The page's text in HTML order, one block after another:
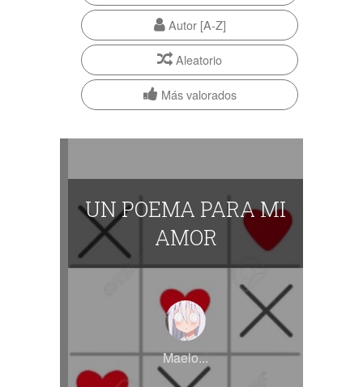
Autor [A-Z]
Aleatorio
Más valorados
UN POEMA PARA MI
AMOR
Maelo...